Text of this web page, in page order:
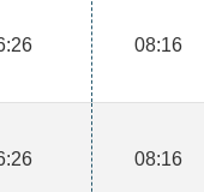
08:16
08:16